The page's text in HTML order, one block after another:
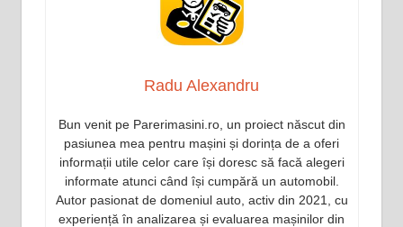
Radu Alexandru
Bun venit pe Parerimasini.ro, un proiect născut din
pasiunea mea pentru mașini și dorința de a oferi
informații utile celor care își doresc să facă alegeri
informate atunci când își cumpără un automobil.
Autor pasionat de domeniul auto, activ din 2021, cu
experiență în analizarea și evaluarea mașinilor din